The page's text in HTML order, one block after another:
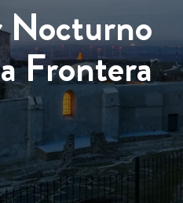
Nocturno
Frontera